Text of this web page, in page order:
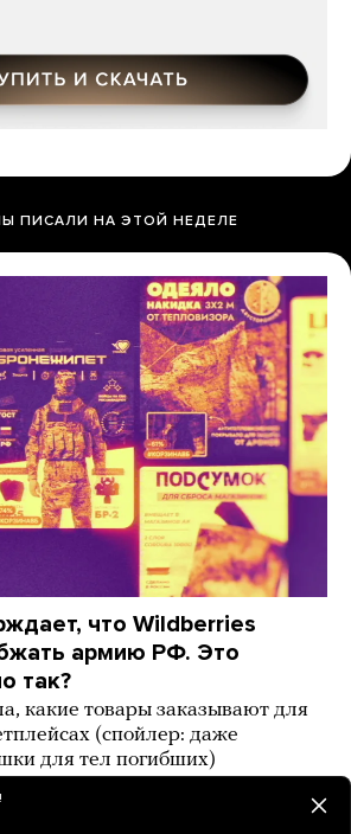
ПИСАЛИ НА ЭТОЙ НЕДЕЛЕ
что Wildberries
армию РФ. Это
так?
какие товары заказывают для
(спойлер: даже
для тел погибших)